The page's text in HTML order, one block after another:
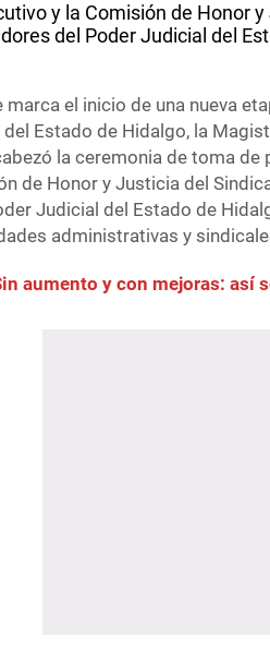
y la Comisión de Honor
del Poder Judicial del
marca el inicio de una nueva
Estado de Hidalgo, la
la ceremonia de toma
de Honor y Justicia del
Judicial del Estado de
administrativas y
aumento y con mejoras: así